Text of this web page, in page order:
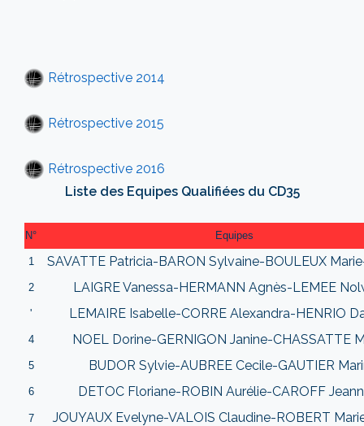
Rétrospective 2014
Rétrospective 2015
Rétrospective 2016
Liste des Equipes Qualifiées du CD35
N° Equipes
1 SAVATTE Patricia-BARON Sylvaine-BOULEUX
2 LAIGRE Vanessa-HERMANN Agnès-LEMEE
' LEMAIRE Isabelle-CORRE Alexandra-HENRIO
4 NOEL Dorine-GERNIGON Janine-CHASSATTE
5 BUDOR Sylvie-AUBREE Cecile-GAUTIER
6 DETOC Floriane-ROBIN Aurélie-CAROFF
7 JOUYAUX Evelyne-VALOIS Claudine-ROBERT